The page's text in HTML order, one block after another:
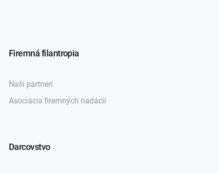
Firemná filantropia
Naši partneri
Asociácia firemných nadácií
Darcovstvo